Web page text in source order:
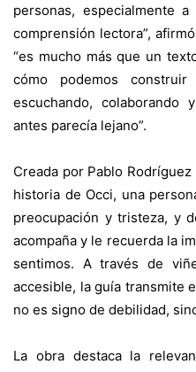
personas, especialmente
comprensión lectora”,
“es mucho más que un
cómo podemos
escuchando, colaborando
antes parecía lejano”.
Creada por Pablo Rodríguez
historia de Occi, una
preocupación y tristeza, y
acompaña y le recuerda la
sentimos. A través de
accesible, la guía transmite
no es signo de debilidad,
La obra destaca la